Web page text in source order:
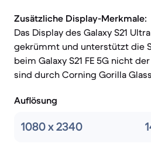
Zusätzliche Display-Merkmale:
Das Display des Galaxy S21
gekrümmt und unterstützt die S
beim Galaxy S21 FE 5G nicht
sind durch Corning Gorilla
Auflösung
1080 x 2340